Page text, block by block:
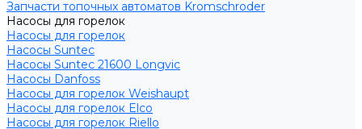
Запчасти топочных автоматов Kromschroder
Насосы для горелок
Насосы для горелок
Насосы Suntec
Насосы Suntec 21600 Longvic
Насосы Danfoss
Насосы для горелок Weishaupt
Насосы для горелок Elco
Насосы для горелок Riello